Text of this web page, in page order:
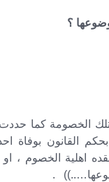
؟
الخصومة كما حددت
القانون بوفاة
اهلية الخصوم ،
.